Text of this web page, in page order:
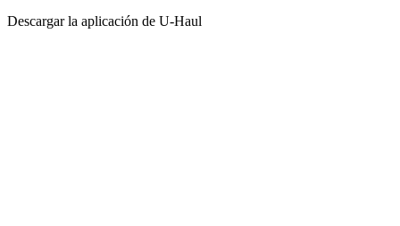
Descargar la aplicación de U-Haul